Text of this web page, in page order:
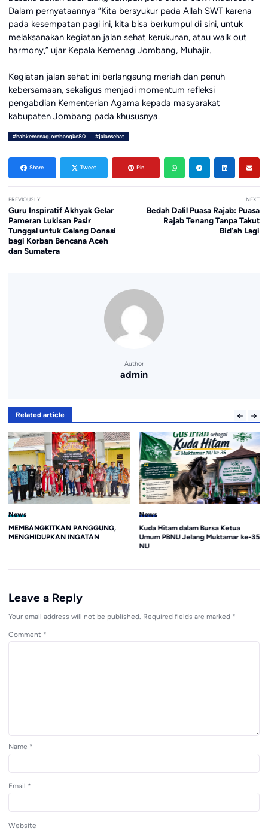
Dalam pernyataannya “Kita bersyukur pada Allah SWT karena
pada kesempatan pagi ini, kita bisa berkumpul di sini, untuk
melaksanakan kegiatan jalan sehat kerukunan, atau walk out
harmony,” ujar Kepala Kemenag Jombang, Muhajir.
Kegiatan jalan sehat ini berlangsung meriah dan penuh
kebersamaan, sekaligus menjadi momentum refleksi
pengabdian Kementerian Agama kepada masyarakat
kabupaten Jombang pada khususnya.
#habkemenagjombangke80 #jalansehat
Share Tweet Pin
PREVIOUSLY
Guru Inspiratif Akhyak Gelar
Pameran Lukisan Pasir
Tunggal untuk Galang Donasi
bagi Korban Bencana Aceh
dan Sumatera
NEXT
Bedah Dalil Puasa Rajab: Puasa
Rajab Tenang Tanpa Takut
Bid’ah Lagi
Author
admin
Related article
News
MEMBANGKITKAN PANGGUNG,
MENGHIDUPKAN INGATAN
News
Kuda Hitam dalam Bursa Ketua
Umum PBNU Jelang Muktamar ke-35
NU
Leave a Reply
Your email address will not be published. Required fields are marked *
Comment *
Name *
Email *
Website